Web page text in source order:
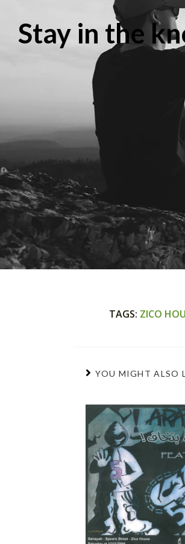
Stay in the
TAGS: ZICO
YOU MIGHT ALSO